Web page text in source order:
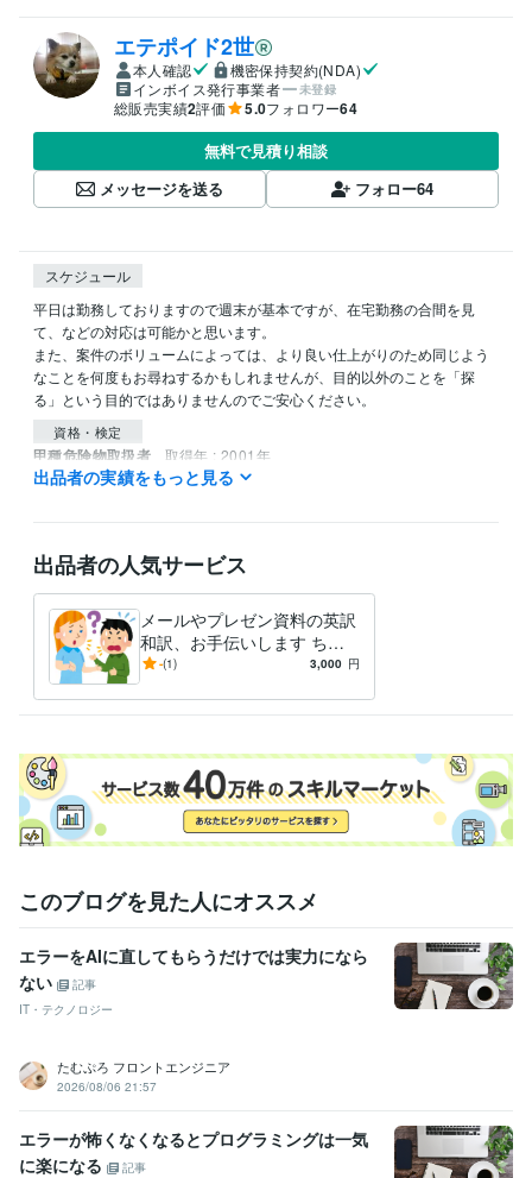
エテポイド2世
本人確認
機密保持契約(NDA)
インボイス発行事業者
未登録
総販売実績2評価 5.0フォロワー64
無料で見積り相談
メッセージを送る
フォロー64
スケジュール
平日は勤務しておりますので週末が基本ですが、在宅勤務の合間を見
て、などの対応は可能かと思います。
また、案件のボリュームによっては、より良い仕上がりのため同じよう
なことを何度もお尋ねするかもしれませんが、目的以外のことを「探
る」という目的ではありませんのでご安心ください。
資格・検定
甲種危険物取扱者 取得年 : 2001年
ライティング・翻訳 メールやプレゼン資料の英訳和訳
IT相談・システム開発 Excelマクロ：業務効率化
プログラミング
出品者の実績をもっと見る
出品者の人気サービス
メールやプレゼン資料の英訳
和訳、お手伝いします ちょ
っとしたお返事や参考資料の
す♪
-(1) 3,000 円
このブログを見た人にオススメ
エラーをAIに直してもらうだけでは実力になら
ない
記事
IT・テクノロジー
たむぷろ フロントエンジニア
2026/08/06 21:57
エラーが怖くなくなるとプログラミングは一気
に楽になる
記事